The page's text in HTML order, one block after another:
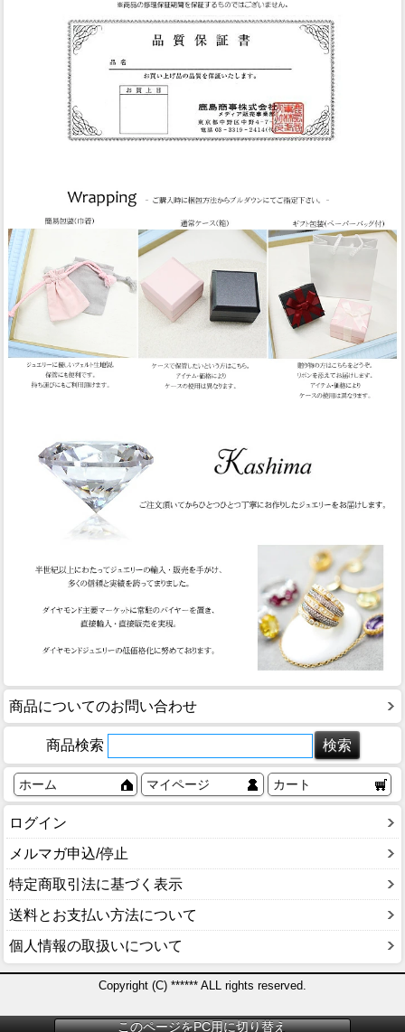
商品についてのお問い合わせ
商品検索
ホーム マイページ カート
ログイン
メルマガ申込/停止
特定商取引法に基づく表示
送料とお支払い方法について
個人情報の取扱いについて
Copyright (C) ****** ALL rights reserved.
このページをPC用に切り替え